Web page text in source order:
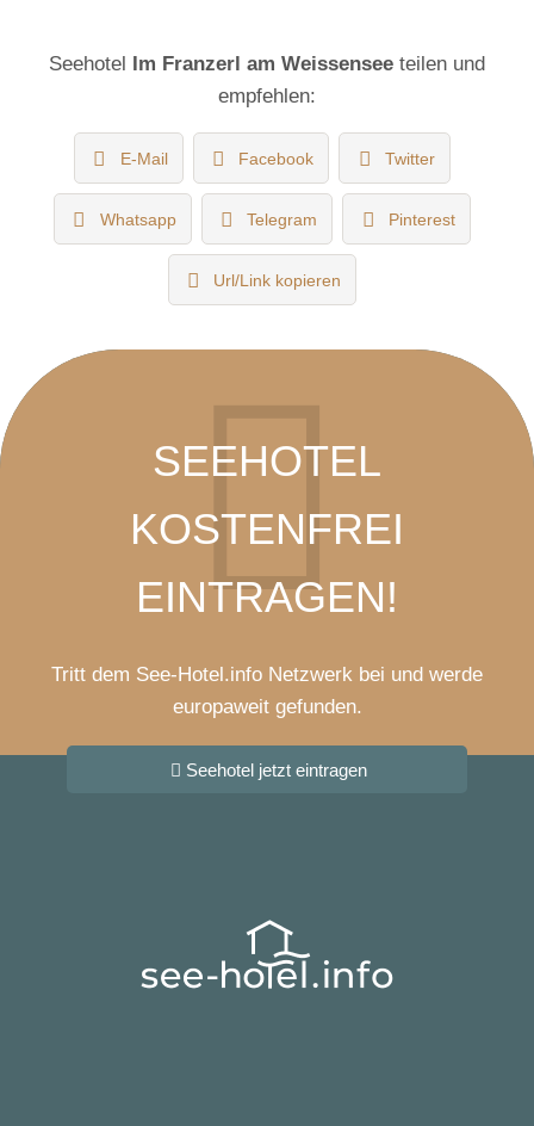
Seehotel Im Franzerl am Weissensee teilen und
empfehlen:
E-Mail Facebook Twitter
Whatsapp Telegram Pinterest
Url/Link kopieren
SEEHOTEL
KOSTENFREI
EINTRAGEN!
Tritt dem See-Hotel.info Netzwerk bei und werde
europaweit gefunden.
Seehotel jetzt eintragen